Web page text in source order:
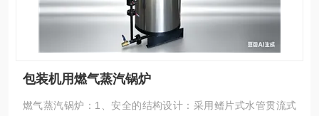
包装机用燃气蒸汽锅炉
燃气蒸汽锅炉：1、安全的结构设计：采用鳍片式水管贯流式